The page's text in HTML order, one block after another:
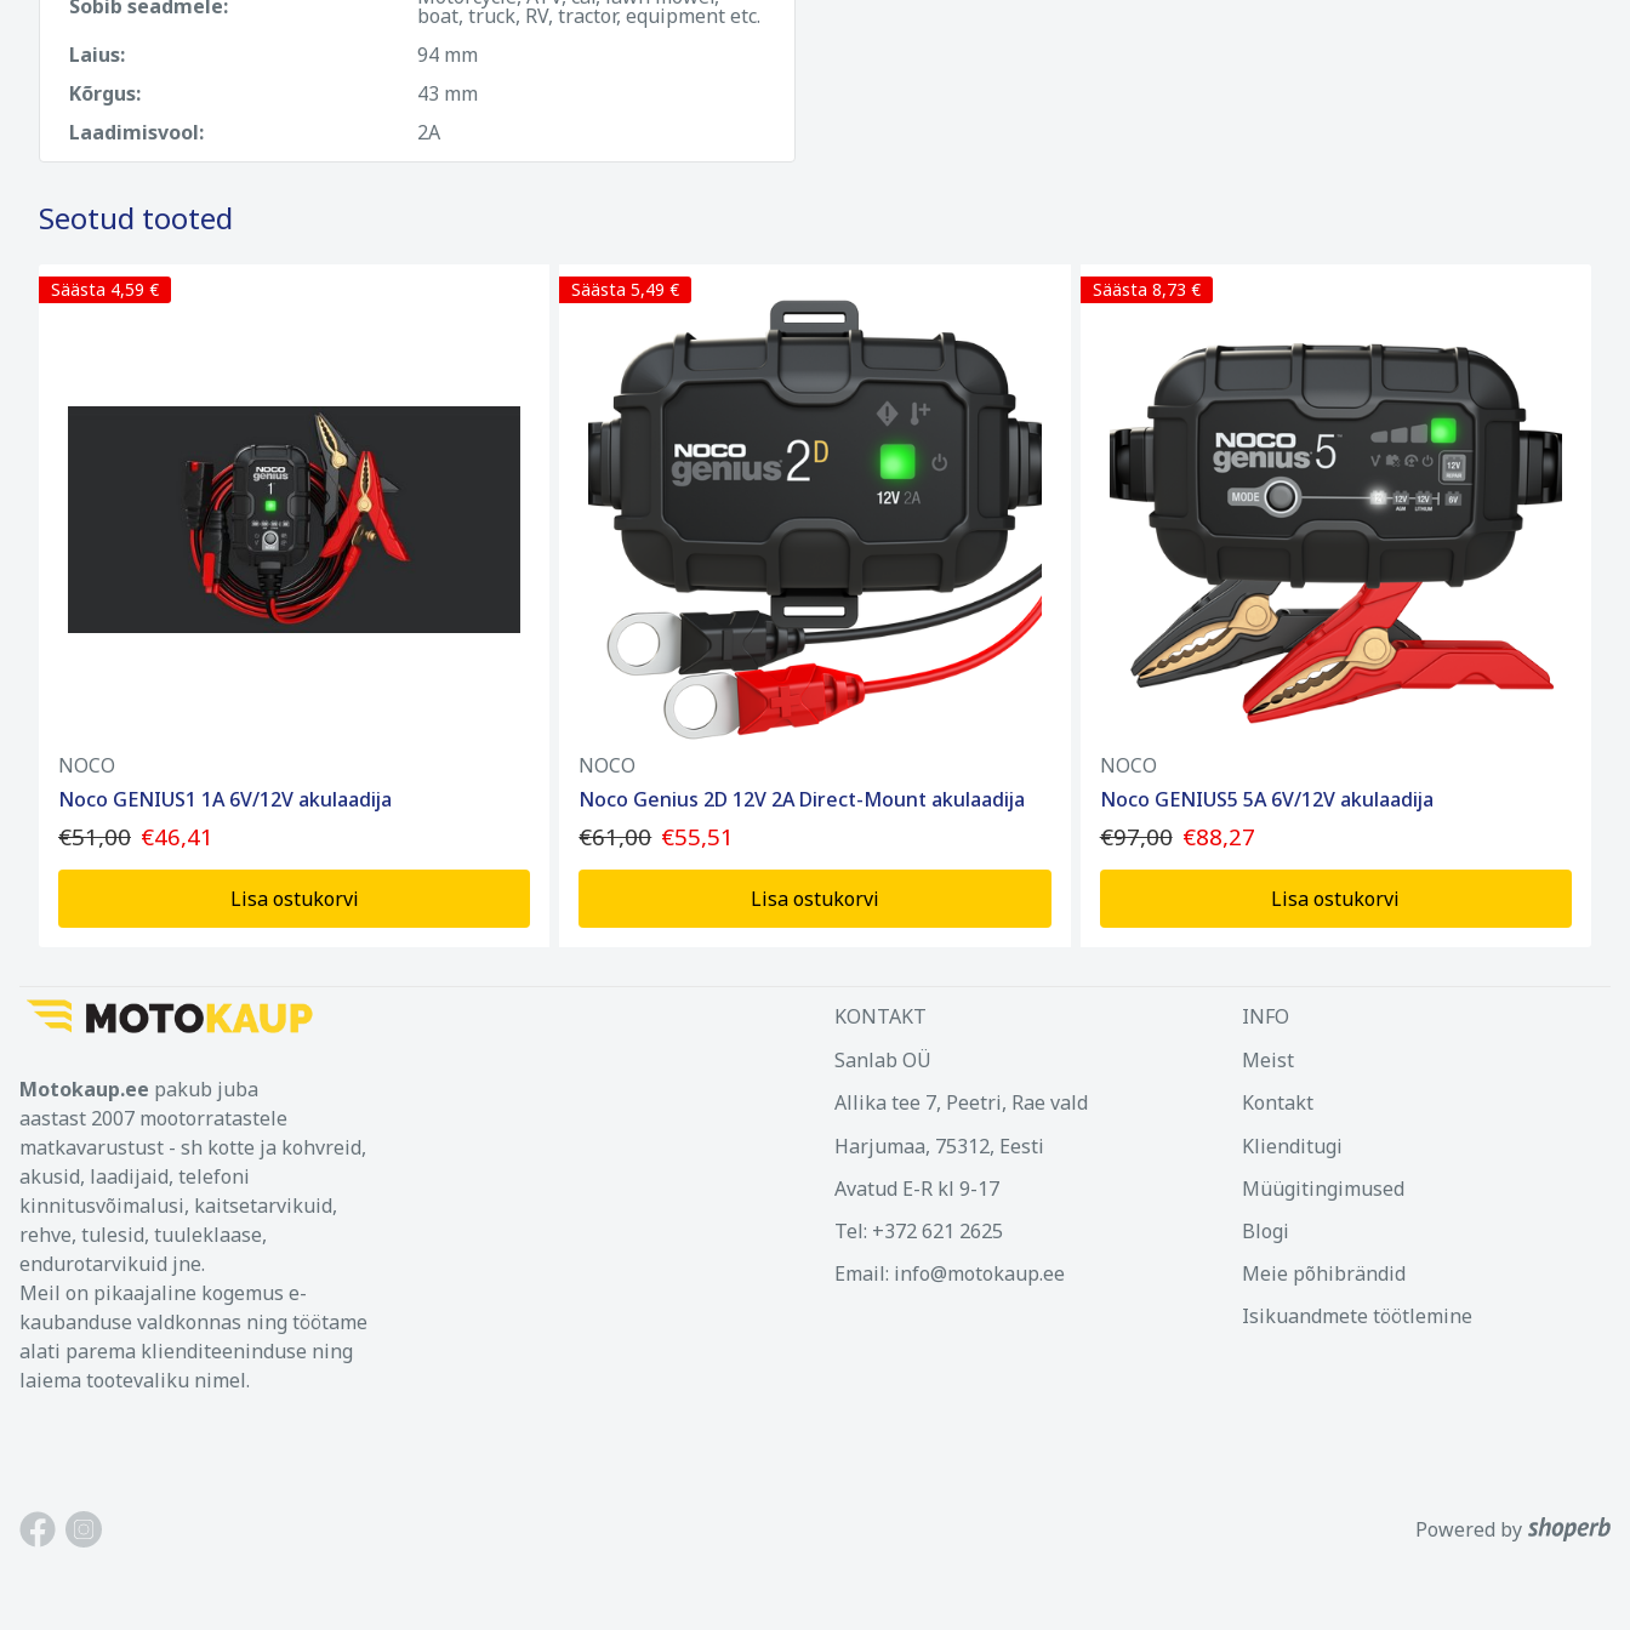
• 2 kruvi
• Kasutusjuhend
Sobib seadmele:
boat, truck, RV, tractor, equipment etc.
Laius:
94 mm
Kõrgus:
43 mm
Laadimisvool:
2A
Seotud tooted
Säästa 4,59 €
NOCO
Noco GENIUS1 1A 6V/12V akulaadija
€51,00 €46,41
Lisa ostukorvi
Säästa 5,49 €
NOCO
Noco Genius 2D 12V 2A Direct-Mount akulaadija
€61,00 €55,51
Lisa ostukorvi
Säästa 8,73 €
NOCO
Noco GENIUS5 5A 6V/12V akulaadija
€97,00 €88,27
Lisa ostukorvi
Motokaup.ee pakub juba
aastast 2007 mootorratastele
matkavarustust - sh kotte ja kohvreid,
akusid, laadijaid, telefoni
kinnitusvõimalusi, kaitsetarvikuid,
rehve, tulesid, tuuleklaase,
endurotarvikuid jne.
Meil on pikaajaline kogemus e-
kaubanduse valdkonnas ning töötame
alati parema klienditeeninduse ning
laiema tootevaliku nimel.
KONTAKT
Sanlab OÜ
Allika tee 7, Peetri, Rae vald
Harjumaa, 75312, Eesti
Avatud E-R kl 9-17
Tel: +372 621 2625
Email: info@motokaup.ee
INFO
Meist
Kontakt
Klienditugi
Müügitingimused
Blogi
Meie põhibrändid
Isikuandmete töötlemine
Powered by